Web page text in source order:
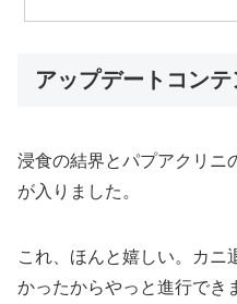
アップデートコンテ
浸食の結界とパプアクリニ
が入りました。
これ、ほんと嬉しい。カニ
かったからやっと進行でき